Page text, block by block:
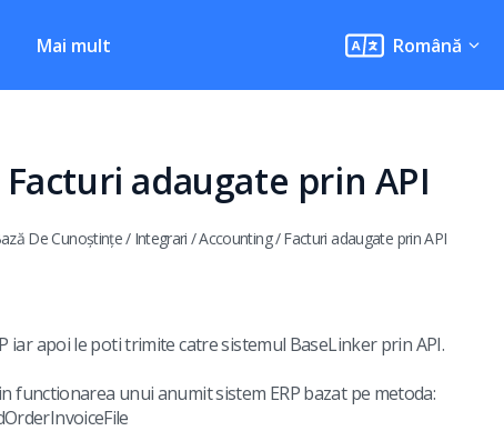
Mai mult Română
Facturi adaugate prin API
De Cunoștințe/ Integrari /Accounting/Facturi adaugate prin API
iar apoi le poti trimite catre sistemul BaseLinker prin API.
functionarea unui anumit sistem ERP bazat pe metoda: